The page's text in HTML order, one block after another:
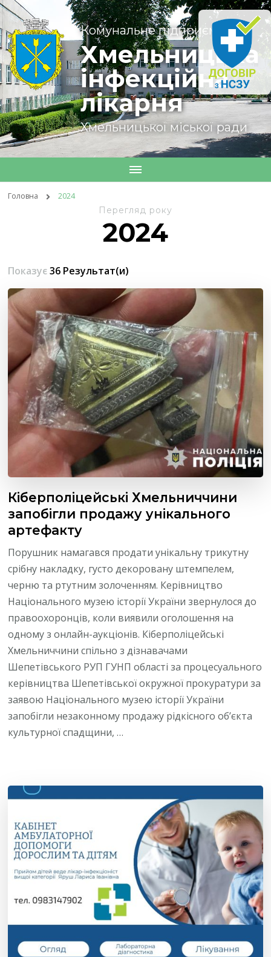
Комунальне підприємство
Хмельницька
інфекційна
лікарня
Хмельницької міської ради
Головна 2024
Перегляд року
2024
Показує36 Результат(и)
Кіберполіцейські Хмельниччини
запобігли продажу унікального
артефакту
Порушник намагався продати унікальну трикутну
срібну накладку, густо декоровану штемпелем,
черню та ртутним золоченням. Керівництво
Національного музею історії України звернулося до
правоохоронців, коли виявили оголошення на
одному з онлайн-аукціонів. Кіберполіцейські
Хмельниччини спільно з дізнавачами
Шепетівського РУП ГУНП області за процесуального
керівництва Шепетівської окружної прокуратури за
заявою Національного музею історії України
запобігли незаконному продажу рідкісного об’єкта
культурної спадщини, …